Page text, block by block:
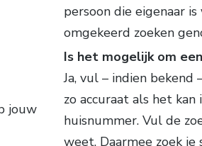
jouw
persoon die eigenaar
omgekeerd zoeken
Is het mogelijk om
Ja, vul – indien bekend
zo accuraat als het
huisnummer. Vul de
weet. Daarmee zoek